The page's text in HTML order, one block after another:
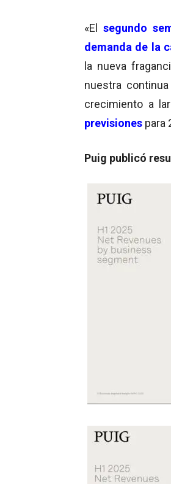
«Elsegundo
demanda de la
la nueva
nuestra
crecimiento a
previsiones para
Puig publicó